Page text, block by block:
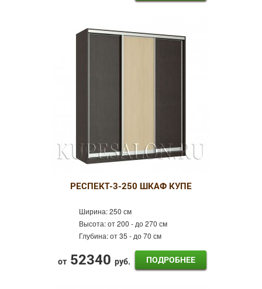
РЕСПЕКТ-3-250 ШКАФ КУПЕ
Ширина:250 см
Высота:от 200 - до 270 см
Глубина:от 35 - до 70 см
от 52340 руб. ПОДРОБНЕЕ